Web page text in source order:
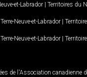
et-Labrador | Territoires du
Terre-Neuve-et-Labrador |
Terre-Neuve-et-Labrador |
de l'Association canadienne